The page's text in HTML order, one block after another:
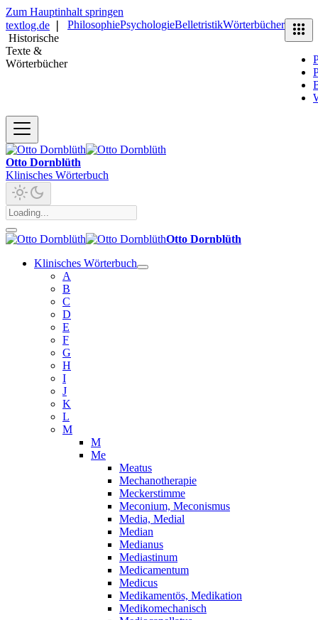
Zum Hauptinhalt springen
textlog.de
Historische
Texte &
Wörterbücher
PhilosophiePsychologieBelletristikWörterbücher
Otto Dornblüth
Klinisches Wörterbuch
Otto Dornblüth
Klinisches Wörterbuch
A
B
C
D
E
F
G
H
I
J
K
L
M
M
Me
Meatus
Mechanotherapie
Meckerstimme
Meconium, Meconismus
Media, Medial
Median
Medianus
Mediastinum
Medicamentum
Medicus
Medikamentös, Medikation
Medikomechanisch